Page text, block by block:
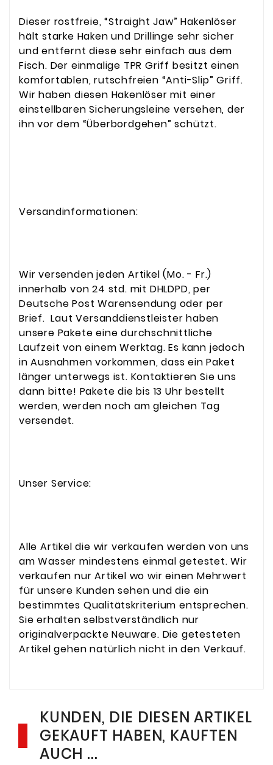
Dieser rostfreie, “Straight Jaw” Hakenlöser
hält starke Haken und Drillinge sehr sicher
und entfernt diese sehr einfach aus dem
Fisch. Der einmalige TPR Griff besitzt einen
komfortablen, rutschfreien “Anti-Slip” Griff.
Wir haben diesen Hakenlöser mit einer
einstellbaren Sicherungsleine versehen, der
ihn vor dem “Überbordgehen” schützt.
Versandinformationen:
Wir versenden jeden Artikel (Mo. - Fr.)
innerhalb von 24 std. mit DHLDPD, per
Deutsche Post Warensendung oder per
Brief. Laut Versanddienstleister haben
unsere Pakete eine durchschnittliche
Laufzeit von einem Werktag. Es kann jedoch
in Ausnahmen vorkommen, dass ein Paket
länger unterwegs ist. Kontaktieren Sie uns
dann bitte! Pakete die bis 13 Uhr bestellt
werden, werden noch am gleichen Tag
versendet.
Unser Service:
Alle Artikel die wir verkaufen werden von uns
am Wasser mindestens einmal getestet. Wir
verkaufen nur Artikel wo wir einen Mehrwert
für unsere Kunden sehen und die ein
bestimmtes Qualitätskriterium entsprechen.
Sie erhalten selbstverständlich nur
originalverpackte Neuware. Die getesteten
Artikel gehen natürlich nicht in den Verkauf.
KUNDEN, DIE DIESEN ARTIKEL
GEKAUFT HABEN, KAUFTEN
AUCH ...